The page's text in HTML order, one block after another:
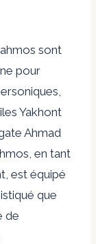
sont
pour
Yakhont
Ahmad
en tant
est équipé
que
de